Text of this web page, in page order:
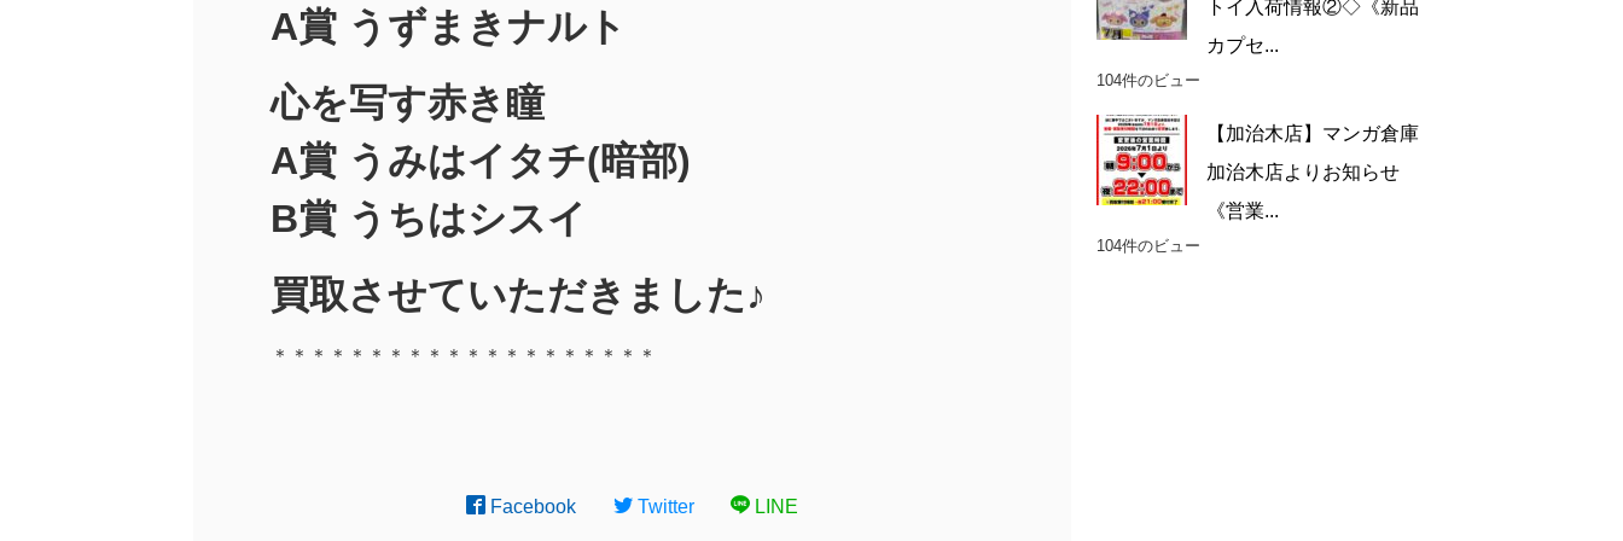
A賞 うずまきナルト
心を写す赤き瞳
A賞 うみはイタチ(暗部)
B賞 うちはシスイ
買取させていただきました♪
＊＊＊＊＊＊＊＊＊＊＊＊＊＊＊＊＊＊＊＊
Facebook Twitter LINE
トイ入荷情報②◇《新品
カプセ...
104件のビュー
【加治木店】マンガ倉庫
加治木店よりお知らせ
《営業...
104件のビュー